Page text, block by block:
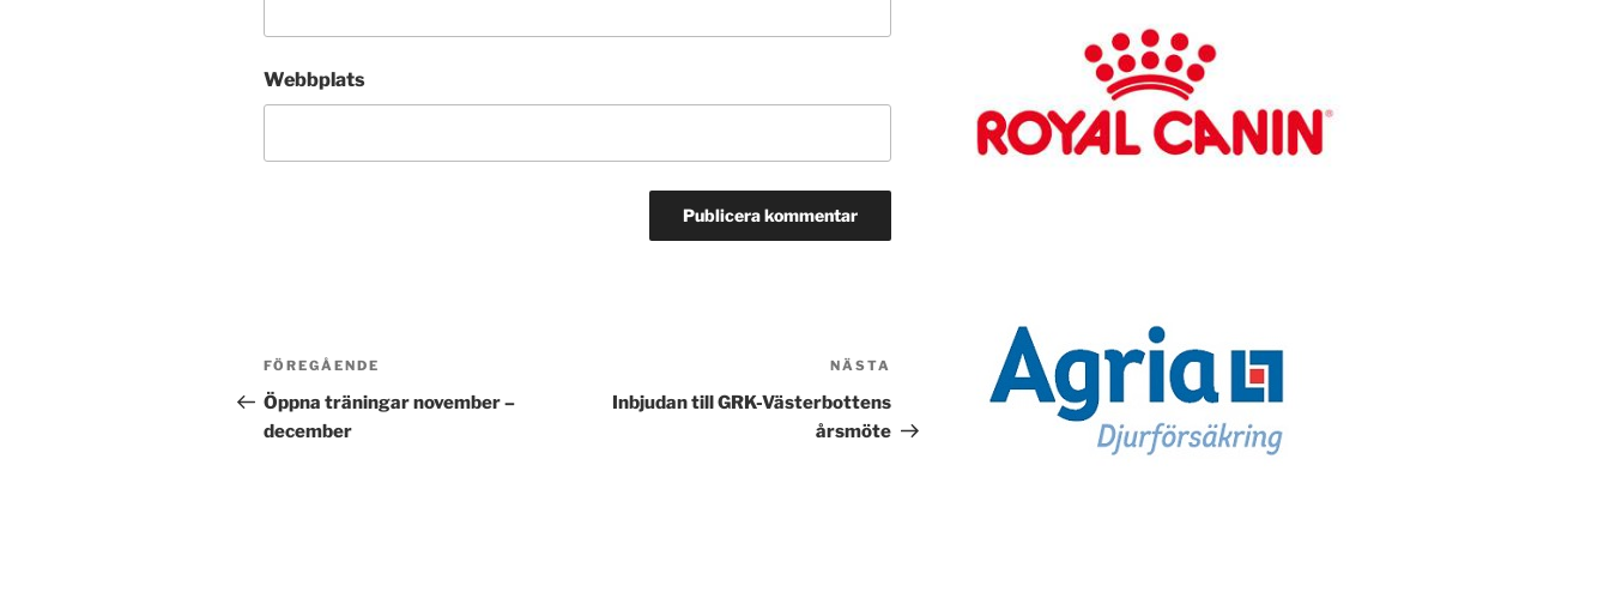
Webbplats
Inläggsnavigering
Föregående
inlägg
FÖREGÅENDE
Öppna träningar november –
december
inlägg
NÄSTA
Inbjudan till GRK-Västerbottens
årsmöte